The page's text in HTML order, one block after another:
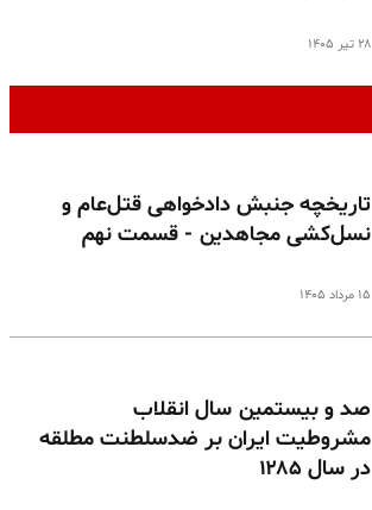
۲۸ تیر ۱۴۰۵
تاریخچه جنبش دادخواهی قتل‌عام و
نسل‌کشی مجاهدین - قسمت نهم
۱۵ مرداد ۱۴۰۵
صد و بیستمین سال انقلاب
مشروطیت ایران بر ضدسلطنت مطلقه
در سال ۱۲۸۵